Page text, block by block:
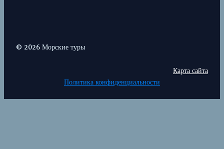
© 2026 Морские туры
Карта сайта
Политика конфиденциальности